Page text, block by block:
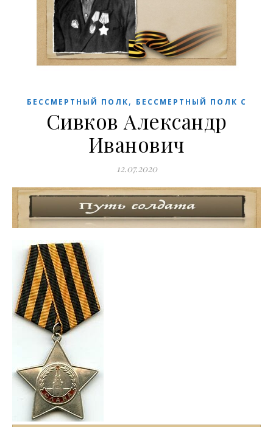
БЕССМЕРТНЫЙ ПОЛК, БЕССМЕРТНЫЙ ПОЛК С
Сивков Александр
Иванович
12.07.2020